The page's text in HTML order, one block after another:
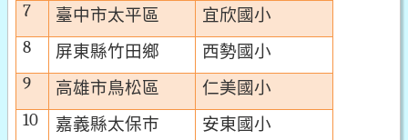
7 臺中市太平區 宜欣國小
8 屏東縣竹田鄉 西勢國小
9 高雄市鳥松區 仁美國小
10 嘉義縣太保巿 安東國小